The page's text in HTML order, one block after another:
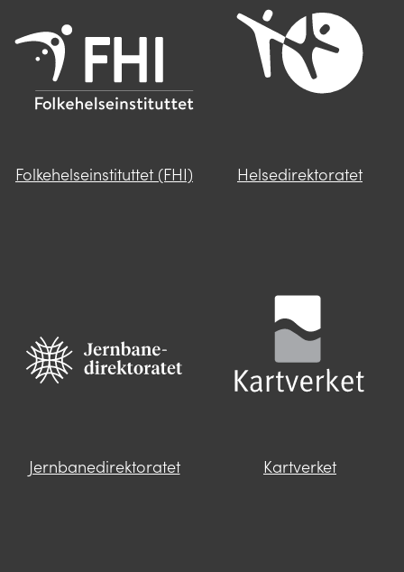
Folkehelseinstituttet (FHI) Helsedirektoratet
Jernbanedirektoratet Kartverket